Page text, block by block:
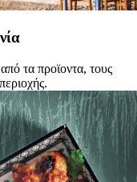
τα προϊοντα, τους